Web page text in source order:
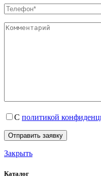
С политикой
Закрыть
Каталог